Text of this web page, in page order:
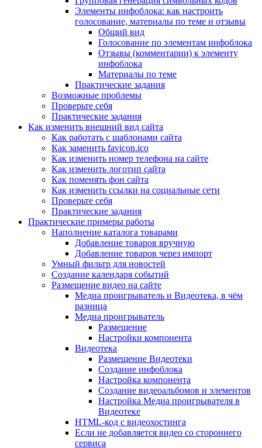
Элементы инфоблока: как настроить
голосование, материалы по теме и отзывы
Общий вид
Голосование по элементам инфоблока
Отзывы (комментарии) к элементу
инфоблока
Материалы по теме
Практические задания
Возможные проблемы
Проверьте себя
Практические задания
Как изменить внешний вид сайта
Как работать с шаблонами сайта
Как заменить favicon.ico
Как изменить номер телефона на сайте
Как изменить логотип сайта
Как поменять фон сайта
Как изменить ссылки на социальные сети
Проверьте себя
Практические задания
Практические примеры работы
Наполнение каталога товарами
Добавление товаров вручную
Добавление товаров через импорт
Умный фильтр для новостей
Создание календаря событий
Размещение видео на сайте
Медиа проигрыватель и Видеотека, в чём
разница
Медиа проигрыватель
Размещение
Настройки компонента
Видеотека
Размещение Видеотеки
Создание инфоблока
Настройка компонента
Создание видеоальбомов и элементов
Настройка Медиа проигрывателя в
Видеотеке
HTML-код с видеохостинга
Если не добавляется видео со стороннего
сервиса